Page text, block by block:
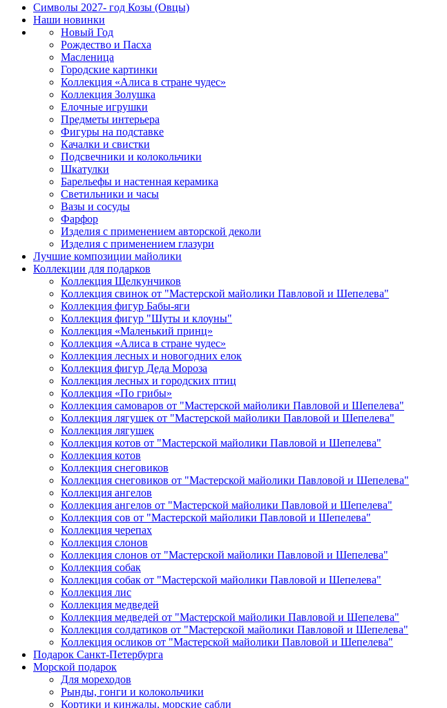
Символы 2027- год Козы (Овцы)
Наши новинки
Новый Год
Рождество и Пасха
Масленица
Городские картинки
Коллекция «Алиса в стране чудес»
Коллекция Золушка
Елочные игрушки
Предметы интерьера
Фигуры на подставке
Качалки и свистки
Подсвечники и колокольчики
Шкатулки
Барельефы и настенная керамика
Светильники и часы
Вазы и сосуды
Фарфор
Изделия с применением авторской деколи
Изделия с применением глазури
Лучшие композиции майолики
Коллекции для подарков
Коллекция Щелкунчиков
Коллекция свинок от "Мастерской майолики Павловой и Шепелева"
Коллекция фигур Бабы-яги
Коллекция фигур "Шуты и клоуны"
Коллекция «Маленький принц»
Коллекция «Алиса в стране чудес»
Коллекция лесных и новогодних елок
Коллекция фигур Деда Мороза
Коллекция лесных и городских птиц
Коллекция «По грибы»
Коллекция самоваров от "Мастерской майолики Павловой и Шепелева"
Коллекция лягушек от "Мастерской майолики Павловой и Шепелева"
Коллекция лягушек
Коллекция котов от "Мастерской майолики Павловой и Шепелева"
Коллекция котов
Коллекция снеговиков
Коллекция снеговиков от "Мастерской майолики Павловой и Шепелева"
Коллекция ангелов
Коллекция ангелов от "Мастерской майолики Павловой и Шепелева"
Коллекция сов от "Мастерской майолики Павловой и Шепелева"
Коллекция черепах
Коллекция слонов
Коллекция слонов от "Мастерской майолики Павловой и Шепелева"
Коллекция собак
Коллекция собак от "Мастерской майолики Павловой и Шепелева"
Коллекция лис
Коллекция медведей
Коллекция медведей от "Мастерской майолики Павловой и Шепелева"
Коллекция солдатиков от "Мастерской майолики Павловой и Шепелева"
Коллекция осликов от "Мастерской майолики Павловой и Шепелева"
Подарок Санкт-Петербурга
Морской подарок
Для мореходов
Рынды, гонги и колокольчики
Кортики и кинжалы, морские сабли